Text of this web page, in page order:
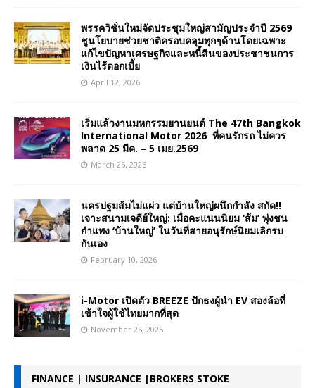
พรรควิชั่นใหม่จัดประชุมใหญ่สามัญประจำปี 2569
ชูนโยบายช่วยชาติครอบคลุมทุกๆด้านโดยเฉพาะ
แก้ไขปัญหาเศรษฐกิจและหนี้สินของประชาชนการ
เงินไร้ดอกเบี้ย
April 12, 2026
เริ่มแล้วงานมหกรรมยานยนต์ The 47th Bangkok
International Motor 2026 ที่คนรักรถ ไม่ควร
พลาด 25 มีค. – 5 เมย.2569
March 26, 2026
นครปฐมส้มไม่แผ่ว แต่บ้านใหญ่ผนึกกำลัง สกัด!!
เจาะสนามเจดีย์ใหญ่: เมื่อคะแนนนิยม ‘ส้ม’ พุ่งชน
กำแพง ‘บ้านใหญ่’ ในวันที่สายอนุรักษ์นิยมเลิกรบ
กันเอง
February 10, 2026
i-Motor เปิดตัว BREEZE ปักธงผู้นำ EV สองล้อที่
เข้าใจผู้ใช้ไทยมากที่สุด
November 26, 2025
FINANCE | INSURANCE |BROKERS STOKE